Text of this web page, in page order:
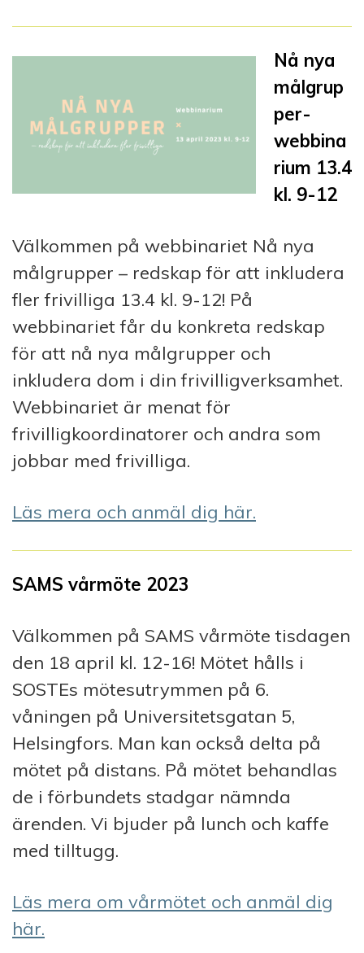
Nå nya
målgrup
per-
webbina
rium 13.4
kl. 9-12
Välkommen på webbinariet Nå nya
målgrupper – redskap för att inkludera
fler frivilliga 13.4 kl. 9-12! På
webbinariet får du konkreta redskap
för att nå nya målgrupper och
inkludera dom i din frivilligverksamhet.
Webbinariet är menat för
frivilligkoordinatorer och andra som
jobbar med frivilliga.
Läs mera och anmäl dig här.
SAMS vårmöte 2023
Välkommen på SAMS vårmöte tisdagen
den 18 april kl. 12-16! Mötet hålls i
SOSTEs mötesutrymmen på 6.
våningen på Universitetsgatan 5,
Helsingfors. Man kan också delta på
mötet på distans. På mötet behandlas
de i förbundets stadgar nämnda
ärenden. Vi bjuder på lunch och kaffe
med tilltugg.
Läs mera om vårmötet och anmäl dig
här.